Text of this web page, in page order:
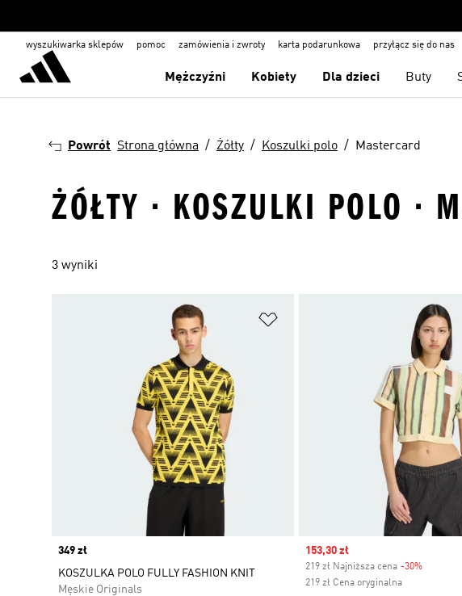
wyszukiwarka sklepów pomoc zamówienia i zwroty karta podarunkowa przyłącz się do nas
Mężczyźni Kobiety Dla dzieci Buty
Powrót Strona główna Żółty Koszulki polo Mastercard
ŻÓŁTY · KOSZULKI POLO ·
3 wyniki
Price
349 zł
KOSZULKA POLO FULLY FASHION KNIT
Męskie Originals
Sale price
153,30 zł
219 zł Najniższa cena -30%Discount
219 zł Cena oryginalna